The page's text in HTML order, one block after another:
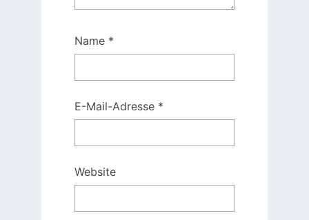
Name *
E-Mail-Adresse *
Website